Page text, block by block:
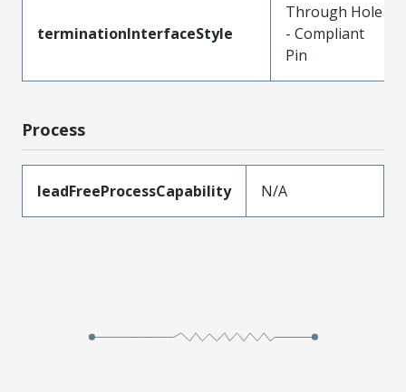
terminationInterfaceStyle
Through Hole
- Compliant
Pin
Process
leadFreeProcessCapability N/A